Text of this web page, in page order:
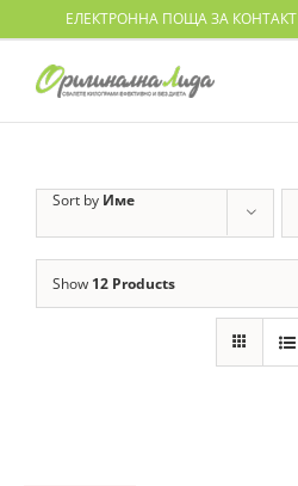
ЕЛЕКТРОННА ПОЩА ЗА КОНТАКТ
Sort by Име
Show 12 Products